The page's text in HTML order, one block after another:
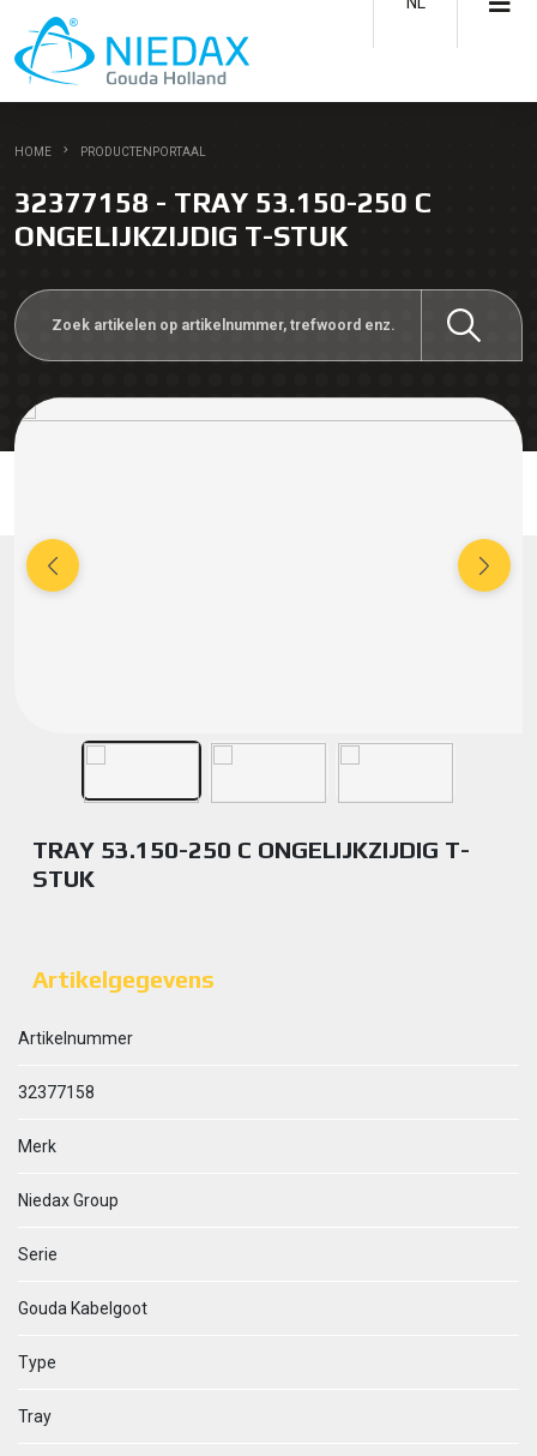
HOME PRODUCTENPORTAAL
32377158 - TRAY 53.150-250 C
ONGELIJKZIJDIG T-STUK
TRAY 53.150-250 C ONGELIJKZIJDIG T-
STUK
Artikelgegevens
Artikelnummer
32377158
Merk
Niedax Group
Serie
Gouda Kabelgoot
Type
Tray